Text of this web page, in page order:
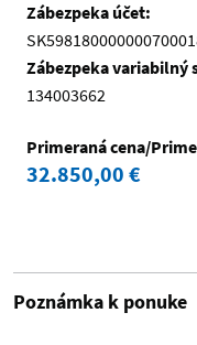
Zábezpeka účet:
Zábezpeka variabilný
134003662
Primeraná cena/
32.850,00 €
Poznámka k ponuke